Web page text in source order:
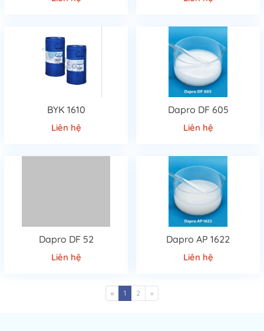
Điều kiện sản xuất (nhiệt độ, tốc độ khuấy)
Yêu cầu về bề mặt thành phẩm
Khả năng tương thích với các phụ gia khác
Việc chọn sai chất phá bọt có thể gây tách lớp, giảm
độ bóng hoặc ảnh hưởng đến chất lượng sản phẩm.
Ưu điểm khi sử dụng chất phá bọt chất lượng
Không ảnh hưởng đến màu sắc và độ bóng
BYK 1610
Liên hệ
Dapro DF 605
Liên hệ
Dapro DF 52
Liên hệ
Dapro AP 1622
Liên hệ
« 1 2 »